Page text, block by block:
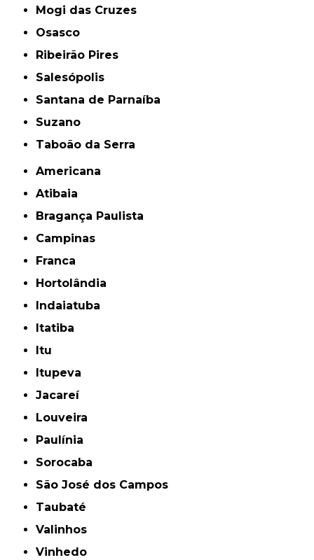
Mogi das Cruzes
Osasco
Ribeirão Pires
Salesópolis
Santana de Parnaíba
Suzano
Taboão da Serra
Americana
Atibaia
Bragança Paulista
Campinas
Franca
Hortolândia
Indaiatuba
Itatiba
Itu
Itupeva
Jacareí
Louveira
Paulínia
Sorocaba
São José dos Campos
Taubaté
Valinhos
Vinhedo